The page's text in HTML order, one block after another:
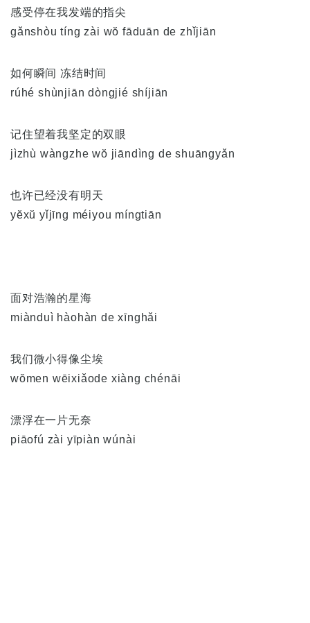
感受停在我发端的指尖
gǎnshòu tíng zài wŏ fāduān de zhǐjiān
如何瞬间 冻结时间
rúhé shùnjiān dòngjié shíjiān
记住望着我坚定的双眼
jìzhù wàngzhe wŏ jiāndìng de shuāngyǎn
也许已经没有明天
yĕxŭ yǐjīng méiyou míngtiān
面对浩瀚的星海
miànduì hàohàn de xīnghǎi
我们微小得像尘埃
wŏmen wēixiǎode xiàng chénāi
漂浮在一片无奈
piāofú zài yīpiàn wúnài